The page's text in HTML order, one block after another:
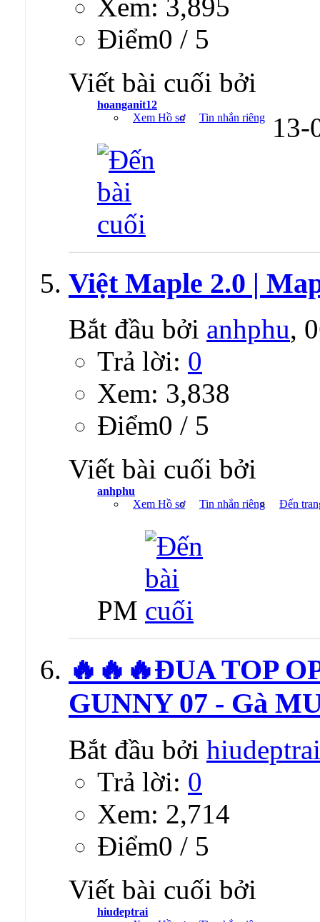
Xem: 3,895
Ðiểm0 / 5
Viết bài cuối bởi
hoanganit12
Xem Hồ sơ
Tin nhắn riêng
Việt Maple 2.0 |
Bắt đầu bởi anhphu,
Trả lời: 0
Xem: 3,838
Ðiểm0 / 5
Viết bài cuối bởi
anhphu
Xem Hồ sơ
Tin nhắn riêng Đến
PM
🔥🔥🔥ĐUA TOP
GUNNY 07 - Gà
Bắt đầu bởi hiudeptrai
Trả lời: 0
Xem: 2,714
Ðiểm0 / 5
Viết bài cuối bởi
hiudeptrai